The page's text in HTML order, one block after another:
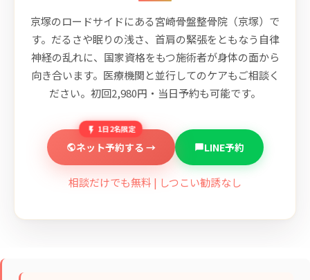
京塚のロードサイドにある宮崎骨盤整骨院（京塚）で
す。だるさや眠りの浅さ、首肩の緊張をともなう自律
神経の乱れに、国家資格をもつ施術者が身体の面から
向き合います。医療機関と並行してのケアもご相談く
ださい。初回2,980円・当日予約も可能です。
1日2名限定
ネット予約する → LINE予約
相談だけでも無料 | しつこい勧誘なし